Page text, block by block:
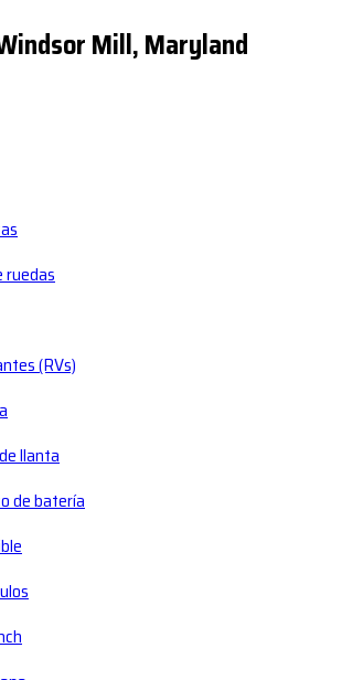
Mill, Maryland
ruedas
(RVs)
llanta
de batería